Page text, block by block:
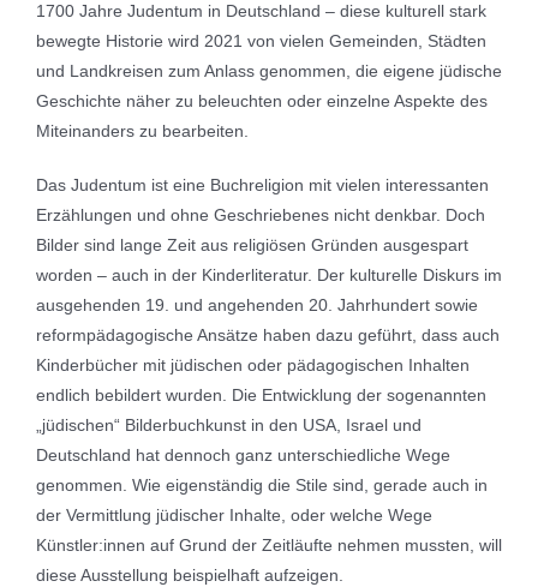
1700 Jahre Judentum in Deutschland – diese kulturell stark
bewegte Historie wird 2021 von vielen Gemeinden, Städten
und Landkreisen zum Anlass genommen, die eigene jüdische
Geschichte näher zu beleuchten oder einzelne Aspekte des
Miteinanders zu bearbeiten.
Das Judentum ist eine Buchreligion mit vielen interessanten
Erzählungen und ohne Geschriebenes nicht denkbar. Doch
Bilder sind lange Zeit aus religiösen Gründen ausgespart
worden – auch in der Kinderliteratur. Der kulturelle Diskurs im
ausgehenden 19. und angehenden 20. Jahrhundert sowie
reformpädagogische Ansätze haben dazu geführt, dass auch
Kinderbücher mit jüdischen oder pädagogischen Inhalten
endlich bebildert wurden. Die Entwicklung der sogenannten
„jüdischen“ Bilderbuchkunst in den USA, Israel und
Deutschland hat dennoch ganz unterschiedliche Wege
genommen. Wie eigenständig die Stile sind, gerade auch in
der Vermittlung jüdischer Inhalte, oder welche Wege
Künstler:innen auf Grund der Zeitläufte nehmen mussten, will
diese Ausstellung beispielhaft aufzeigen.